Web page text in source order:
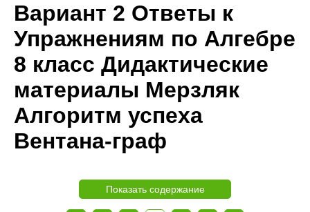
Вариант 2 Ответы к
Упражнениям по Алгебре
8 класс Дидактические
материалы Мерзляк
Алгоритм успеха
Вентана-граф
Показать содержание